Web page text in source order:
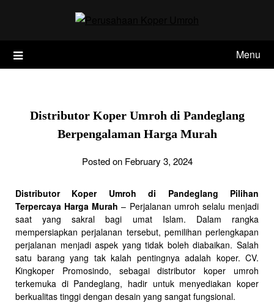
Menu
Distributor Koper Umroh di Pandeglang
Berpengalaman Harga Murah
Posted on February 3, 2024
Distributor Koper Umroh di Pandeglang Pilihan
Terpercaya Harga Murah – Perjalanan umroh selalu menjadi
saat yang sakral bagi umat Islam. Dalam rangka
mempersiapkan perjalanan tersebut, pemilihan perlengkapan
perjalanan menjadi aspek yang tidak boleh diabaikan. Salah
satu barang yang tak kalah pentingnya adalah koper. CV.
Kingkoper Promosindo, sebagai distributor koper umroh
terkemuka di Pandeglang, hadir untuk menyediakan koper
berkualitas tinggi dengan desain yang sangat fungsional.